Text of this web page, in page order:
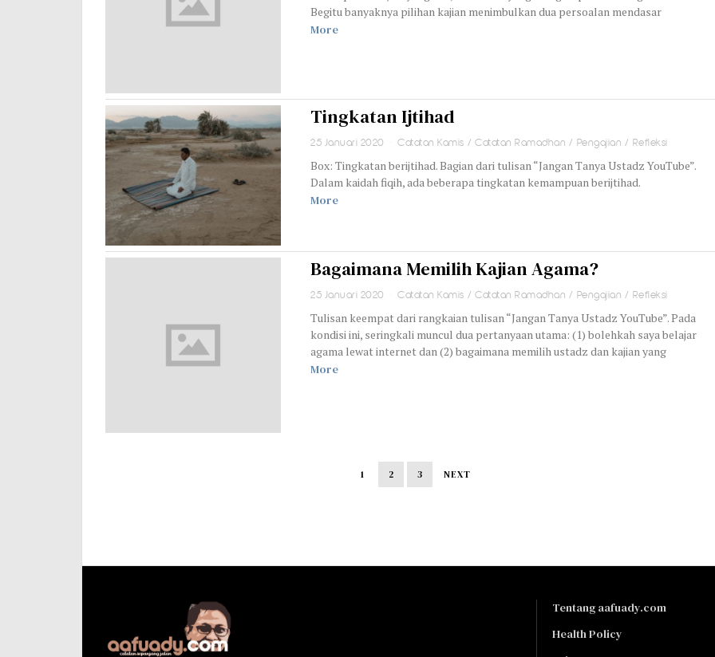
Begitu banyaknya pilihan kajian menimbulkan dua persoalan mendasar
More
Tingkatan Ijtihad
25 Januari 2020 Catatan Kamis / Catatan Ramadhan / Pengajian / Refleksi
Box: Tingkatan berijtihad. Bagian dari tulisan “Jangan Tanya Ustadz YouTube”.
Dalam kaidah fiqih, ada beberapa tingkatan kemampuan berijtihad.
More
Bagaimana Memilih Kajian Agama?
25 Januari 2020 Catatan Kamis / Catatan Ramadhan / Pengajian / Refleksi
Tulisan keempat dari rangkaian tulisan “Jangan Tanya Ustadz YouTube”. Pada
kondisi ini, seringkali muncul dua pertanyaan utama: (1) bolehkah saya belajar
agama lewat internet dan (2) bagaimana memilih ustadz dan kajian yang
More
1 2 3 NEXT
Tentang aafuady.com
Health Policy